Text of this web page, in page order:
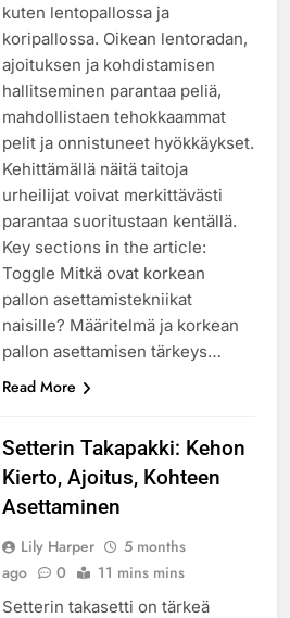
kuten lentopallossa ja
koripallossa. Oikean lentoradan,
ajoituksen ja kohdistamisen
hallitseminen parantaa peliä,
mahdollistaen tehokkaammat
pelit ja onnistuneet hyökkäykset.
Kehittämällä näitä taitoja
urheilijat voivat merkittävästi
parantaa suoritustaan kentällä.
Key sections in the article:
Toggle Mitkä ovat korkean
pallon asettamistekniikat
naisille? Määritelmä ja korkean
pallon asettamisen tärkeys…
Read More
Setterin Takapakki: Kehon
Kierto, Ajoitus, Kohteen
Asettaminen
Lily Harper
5 months
ago
0 11 mins mins
Setterin takasetti on tärkeä